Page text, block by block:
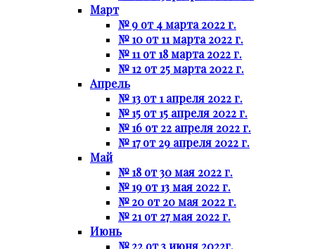
Март
№ 9 от 4 марта 2022 г.
№ 10 от 11 марта 2022 г.
№ 11 от 18 марта 2022 г.
№ 12 от 25 марта 2022 г.
Апрель
№ 13 от 1 апреля 2022 г.
№ 15 от 15 апреля 2022 г.
№ 16 от 22 апреля 2022 г.
№ 17 от 29 апреля 2022 г.
Май
№ 18 от 30 мая 2022 г.
№ 19 от 13 мая 2022 г.
№ 20 от 20 мая 2022 г.
№ 21 от 27 мая 2022 г.
Июнь
№ 22 от 3 июня 2022г.